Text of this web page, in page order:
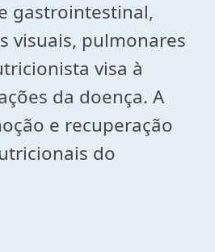
gastrointestinal,
visuais, pulmonares
visa à
da doença. A
e recuperação
do